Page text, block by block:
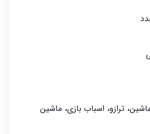
ترازو، اسباب بازی، ماشین